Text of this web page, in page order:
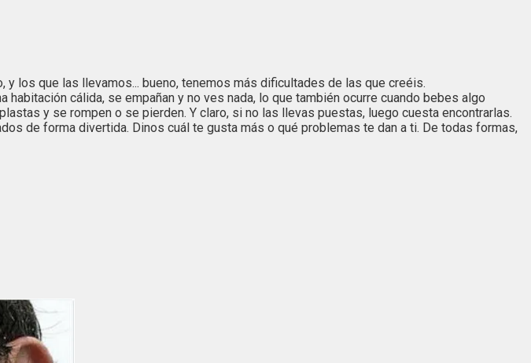
los que las llevamos... bueno, tenemos más dificultades de las que creéis.
cálida, se empañan y no ves nada, lo que también ocurre cuando bebes algo
y se rompen o se pierden. Y claro, si no las llevas puestas, luego cuesta encontrarlas.
de forma divertida. Dinos cuál te gusta más o qué problemas te dan a ti. De todas formas,